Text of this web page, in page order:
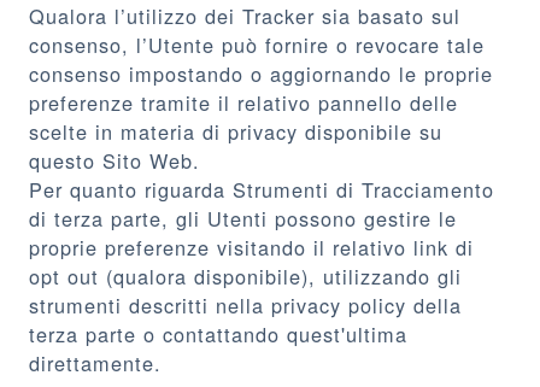
Qualora l’utilizzo dei Tracker sia basato sul
consenso, l’Utente può fornire o revocare tale
consenso impostando o aggiornando le proprie
preferenze tramite il relativo pannello delle
scelte in materia di privacy disponibile su
questo Sito Web.
Per quanto riguarda Strumenti di Tracciamento
di terza parte, gli Utenti possono gestire le
proprie preferenze visitando il relativo link di
opt out (qualora disponibile), utilizzando gli
strumenti descritti nella privacy policy della
terza parte o contattando quest'ultima
direttamente.